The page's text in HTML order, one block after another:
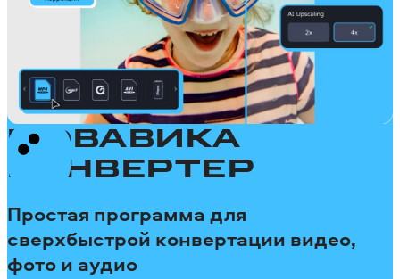
МОВАВИКА
КОНВЕРТЕР
Простая программа для
сверхбыстрой конвертации видео,
фото и аудио